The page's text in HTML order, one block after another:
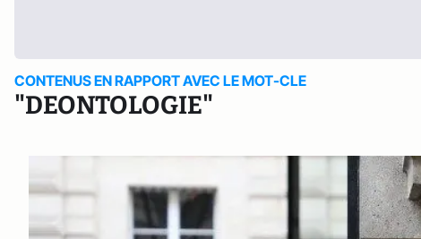
CONTENUS EN RAPPORT AVEC LE MOT-CLE
"DEONTOLOGIE"